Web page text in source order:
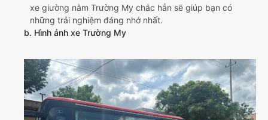
xe giường nằm Trường My chắc hẳn sẽ giúp bạn có
những trải nghiệm đáng nhớ nhất.
b. Hình ảnh xe Trường My